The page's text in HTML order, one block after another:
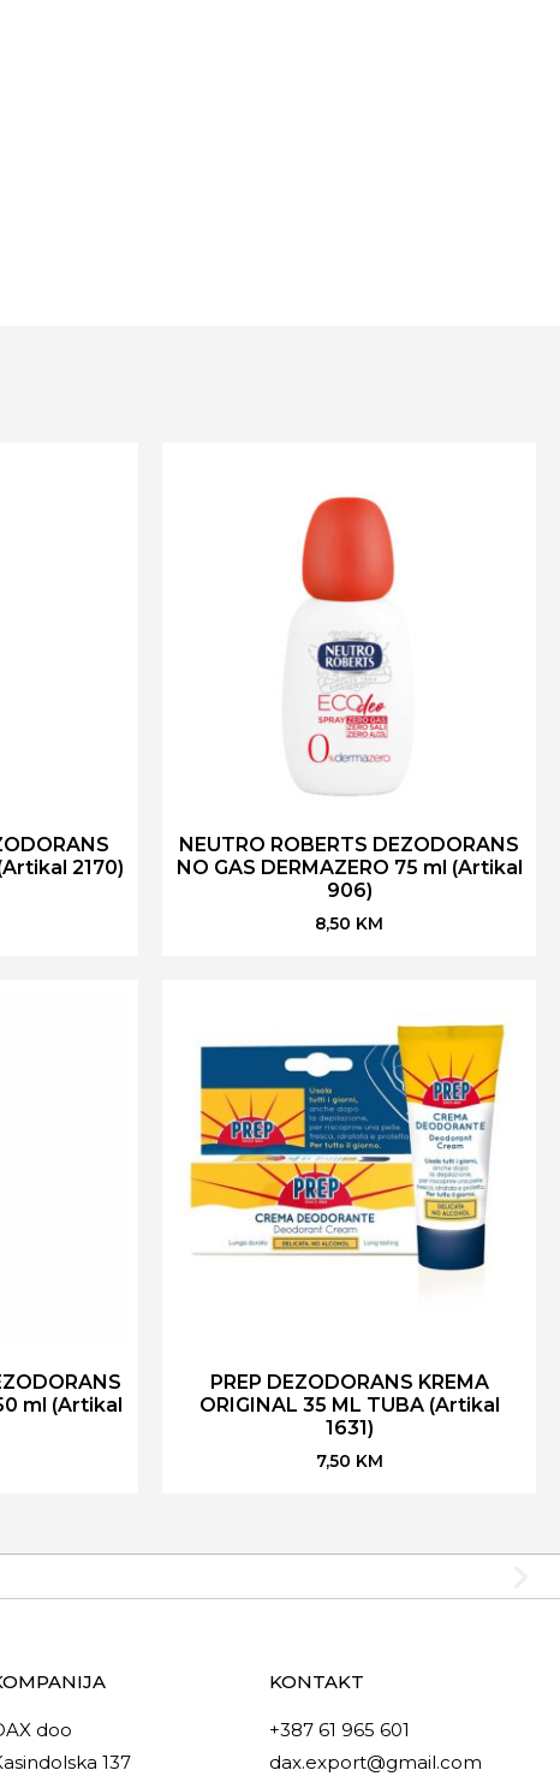
2170)
NEUTRO ROBERTS DEZODORANS
NO GAS DERMAZERO 75 ml (Artikal
906)
8,50 KM
ml (Artikal
PREP DEZODORANS KREMA
ORIGINAL 35 ML TUBA (Artikal
1631)
7,50 KM
doo
137
KONTAKT
+387 61 965 601
dax.export@gmail.com